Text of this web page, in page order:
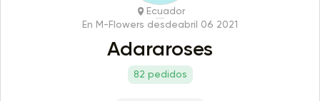
Ecuador
En M-Flowers desdeabril 06 2021
Adararoses
82 pedidos